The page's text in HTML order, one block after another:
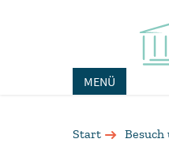
MENÜ
Start